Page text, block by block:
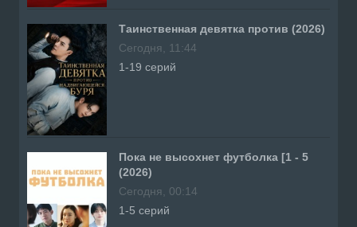
Таинственная девятка против (2026)
Сегодня, 11:44
1-19 серий
Пока не высохнет футболка [1 - 5
(2026)
Сегодня, 00:14
1-5 серий